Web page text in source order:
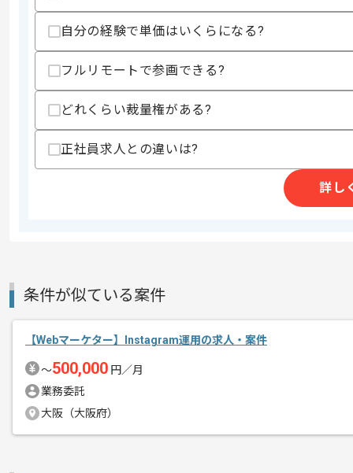
スキルに不安がある方へ
上記に似た経験やスキルをお持ちであれば申
その他募集要項
作業開始日
レストランや惣菜店等の各ブランドの
基本的にはフルリモートでの作業を見込
SNS広告の運用経験を活かしたい方に
自分の経験で単価はいくらになる?
フルリモートで参画できる?
どれくらい裁量権がある?
正社員求人との違いは?
詳し
条件が似ている案件
【Webマーケター】Instagram運用の求人・案件
〜500,000 円／月
業務委託
大阪（大阪府）